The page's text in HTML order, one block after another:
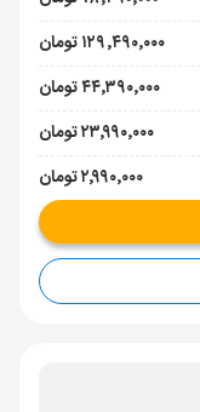
۱۲۹٬۴۹۰٬۰۰۰ تومان
۴۴٬۳۹۰٬۰۰۰ تومان
۲۳٬۹۹۰٬۰۰۰ تومان
۲٬۹۹۰٬۰۰۰ تومان